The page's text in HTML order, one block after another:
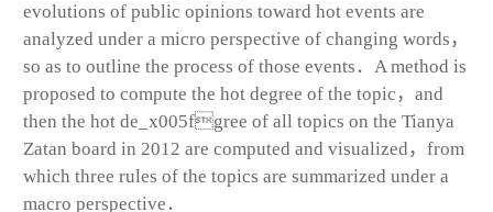
evolutions of public opinions toward hot events are
analyzed under a micro perspective of changing words，
so as to outline the process of those events．A method is
proposed to compute the hot degree of the topic，and
then the hot de_x005fgree of all topics on the Tianya
Zatan board in 2012 are computed and visualized，from
which three rules of the topics are summarized under a
macro perspective．